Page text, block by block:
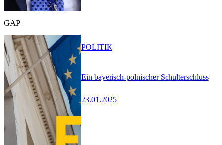
GAP
Ein bayerisch-polnischer Schulterschluss
23.01.2025
POLITIK